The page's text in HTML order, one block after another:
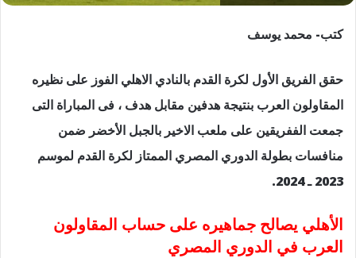
كتب- محمد يوسف
حقق الفريق الأول لكرة القدم بالنادي الاهلي الفوز على نظيره
المقاولون العرب بنتيجة هدفين مقابل هدف ، فى المباراة التى
جمعت الففريقين على ملعب الاخير بالجبل الأخضر ضمن
منافسات بطولة الدوري المصري الممتاز لكرة القدم لموسم
2023 ـ 2024.
الأهلي يصالح جماهيره على حساب المقاولون
العرب في الدوري المصري